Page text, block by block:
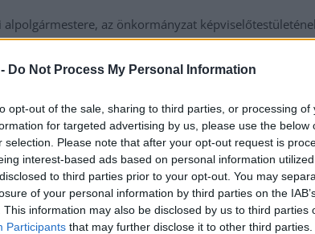
Do Not Process My Personal Information
opt-out of the sale, sharing to third parties, or processing of
for targeted advertising by us, please use the below
selection. Please note that after your opt-out request is
interest-based ads based on personal information
to third parties prior to your opt-out. You may
of your personal information by third parties on the
This information may also be disclosed by us to third parties
Participants that may further disclose it to other third parties.
az önkormányzat
Pénzügyi Osztályának vezetője
: